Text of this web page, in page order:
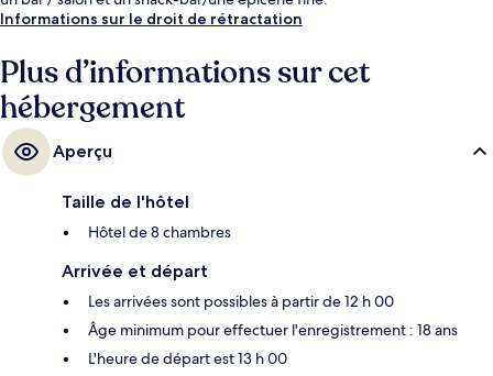
Informations sur le droit de rétractation
Plus d’informations sur cet
hébergement
Aperçu
Taille de l'hôtel
Hôtel de 8 chambres
Arrivée et départ
Les arrivées sont possibles à partir de 12 h 00
Âge minimum pour effectuer l'enregistrement : 18 ans
L'heure de départ est 13 h 00